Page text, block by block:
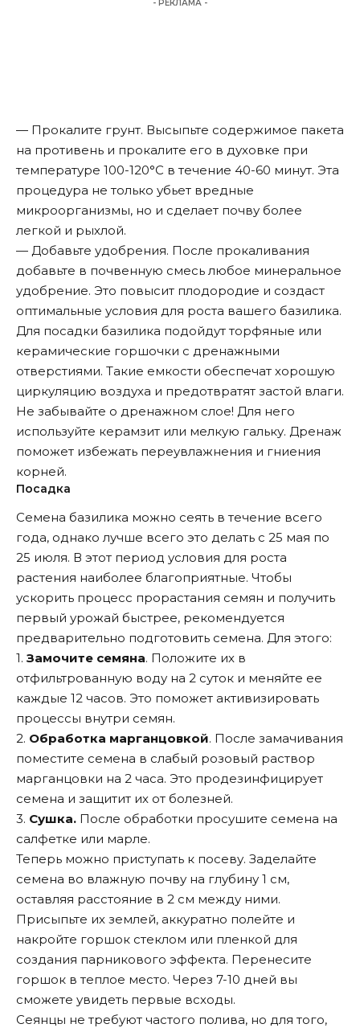
- РЕКЛАМА -
— Прокалите грунт. Высыпьте содержимое пакета
на противень и прокалите его в духовке при
температуре 100-120°С в течение 40-60 минут. Эта
процедура не только убьет вредные
микроорганизмы, но и сделает почву более
легкой и рыхлой.
— Добавьте удобрения. После прокаливания
добавьте в почвенную смесь любое минеральное
удобрение. Это повысит плодородие и создаст
оптимальные условия для роста вашего базилика.
Для посадки базилика подойдут торфяные или
керамические горшочки с дренажными
отверстиями. Такие емкости обеспечат хорошую
циркуляцию воздуха и предотвратят застой влаги.
Не забывайте о дренажном слое! Для него
используйте керамзит или мелкую гальку. Дренаж
поможет избежать переувлажнения и гниения
корней.
Посадка
Семена базилика можно сеять в течение всего
года, однако лучше всего это делать с 25 мая по
25 июля. В этот период условия для роста
растения наиболее благоприятные. Чтобы
ускорить процесс прорастания семян и получить
первый урожай быстрее, рекомендуется
предварительно подготовить семена. Для этого:
1. Замочите семяна. Положите их в
отфильтрованную воду на 2 суток и меняйте ее
каждые 12 часов. Это поможет активизировать
процессы внутри семян.
2. Обработка марганцовкой. После замачивания
поместите семена в слабый розовый раствор
марганцовки на 2 часа. Это продезинфицирует
семена и защитит их от болезней.
3. Сушка. После обработки просушите семена на
салфетке или марле.
Теперь можно приступать к посеву. Заделайте
семена во влажную почву на глубину 1 см,
оставляя расстояние в 2 см между ними.
Присыпьте их землей, аккуратно полейте и
накройте горшок стеклом или пленкой для
создания парникового эффекта. Перенесите
горшок в теплое место. Через 7-10 дней вы
сможете увидеть первые всходы.
Сеянцы не требуют частого полива, но для того,